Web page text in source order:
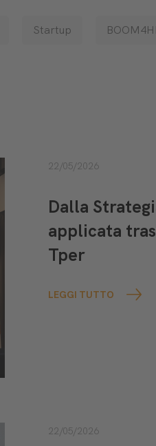
Startup
22/05/2026
Dalla
applicata
Tper
LEGGI TUTTO
22/05/2026